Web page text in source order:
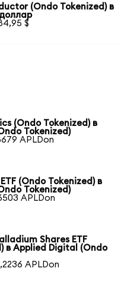
(Ondo Tokenized) в
$
(Ondo Tokenized) в
Tokenized)
APLDon
(Ondo Tokenized) в
Tokenized)
APLDon
Shares ETF
в Applied Digital (Ondo
APLDon